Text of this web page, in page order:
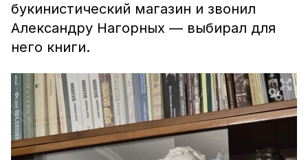
букинистический магазин и звонил
Александру Нагорных — выбирал для
него книги.